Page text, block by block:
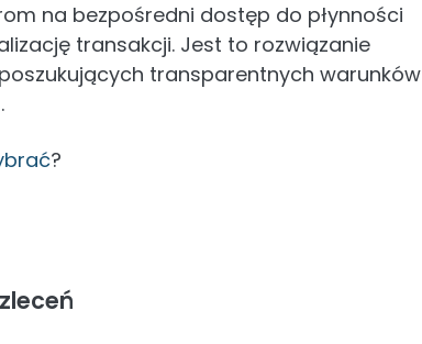
na bezpośredni dostęp do płynności
transakcji. Jest to rozwiązanie
transparentnych warunków
?